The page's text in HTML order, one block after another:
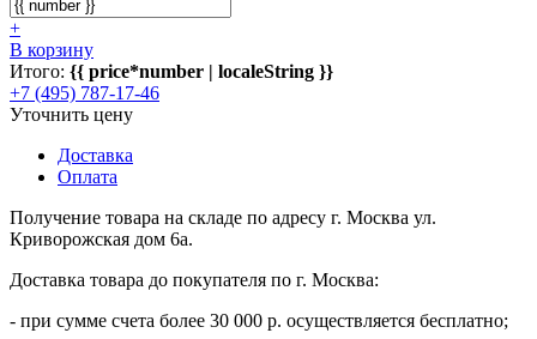
+
В корзину
Итого: {{ price*number | localeString }}
+7 (495) 787-17-46
Уточнить цену
Доставка
Оплата
Получение товара на складе по адресу г. Москва ул.
Криворожская дом 6а.
Доставка товара до покупателя по г. Москва:
- при сумме счета более 30 000 р. осуществляется бесплатно;